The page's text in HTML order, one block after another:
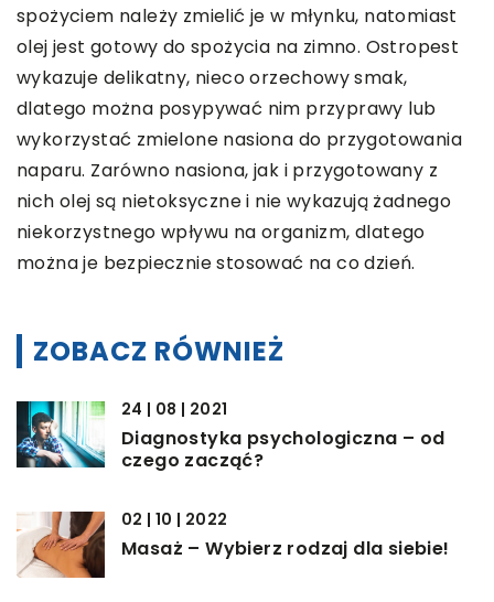
spożyciem należy zmielić je w młynku, natomiast
olej jest gotowy do spożycia na zimno. Ostropest
wykazuje delikatny, nieco orzechowy smak,
dlatego można posypywać nim przyprawy lub
wykorzystać zmielone nasiona do przygotowania
naparu. Zarówno nasiona, jak i przygotowany z
nich olej są nietoksyczne i nie wykazują żadnego
niekorzystnego wpływu na organizm, dlatego
można je bezpiecznie stosować na co dzień.
ZOBACZ RÓWNIEŻ
24 | 08 | 2021
Diagnostyka psychologiczna – od
czego zacząć?
02 | 10 | 2022
Masaż – Wybierz rodzaj dla siebie!